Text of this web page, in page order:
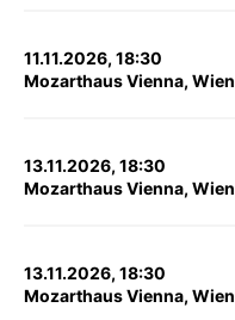
11.11.2026, 18:30
Mozarthaus Vienna, Wien
13.11.2026, 18:30
Mozarthaus Vienna, Wien
13.11.2026, 18:30
Mozarthaus Vienna, Wien